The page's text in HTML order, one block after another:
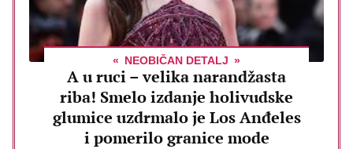
NEOBIČAN DETALJ
A u ruci – velika narandžasta
riba! Smelo izdanje holivudske
glumice uzdrmalo je Los Anđeles
i pomerilo granice mode